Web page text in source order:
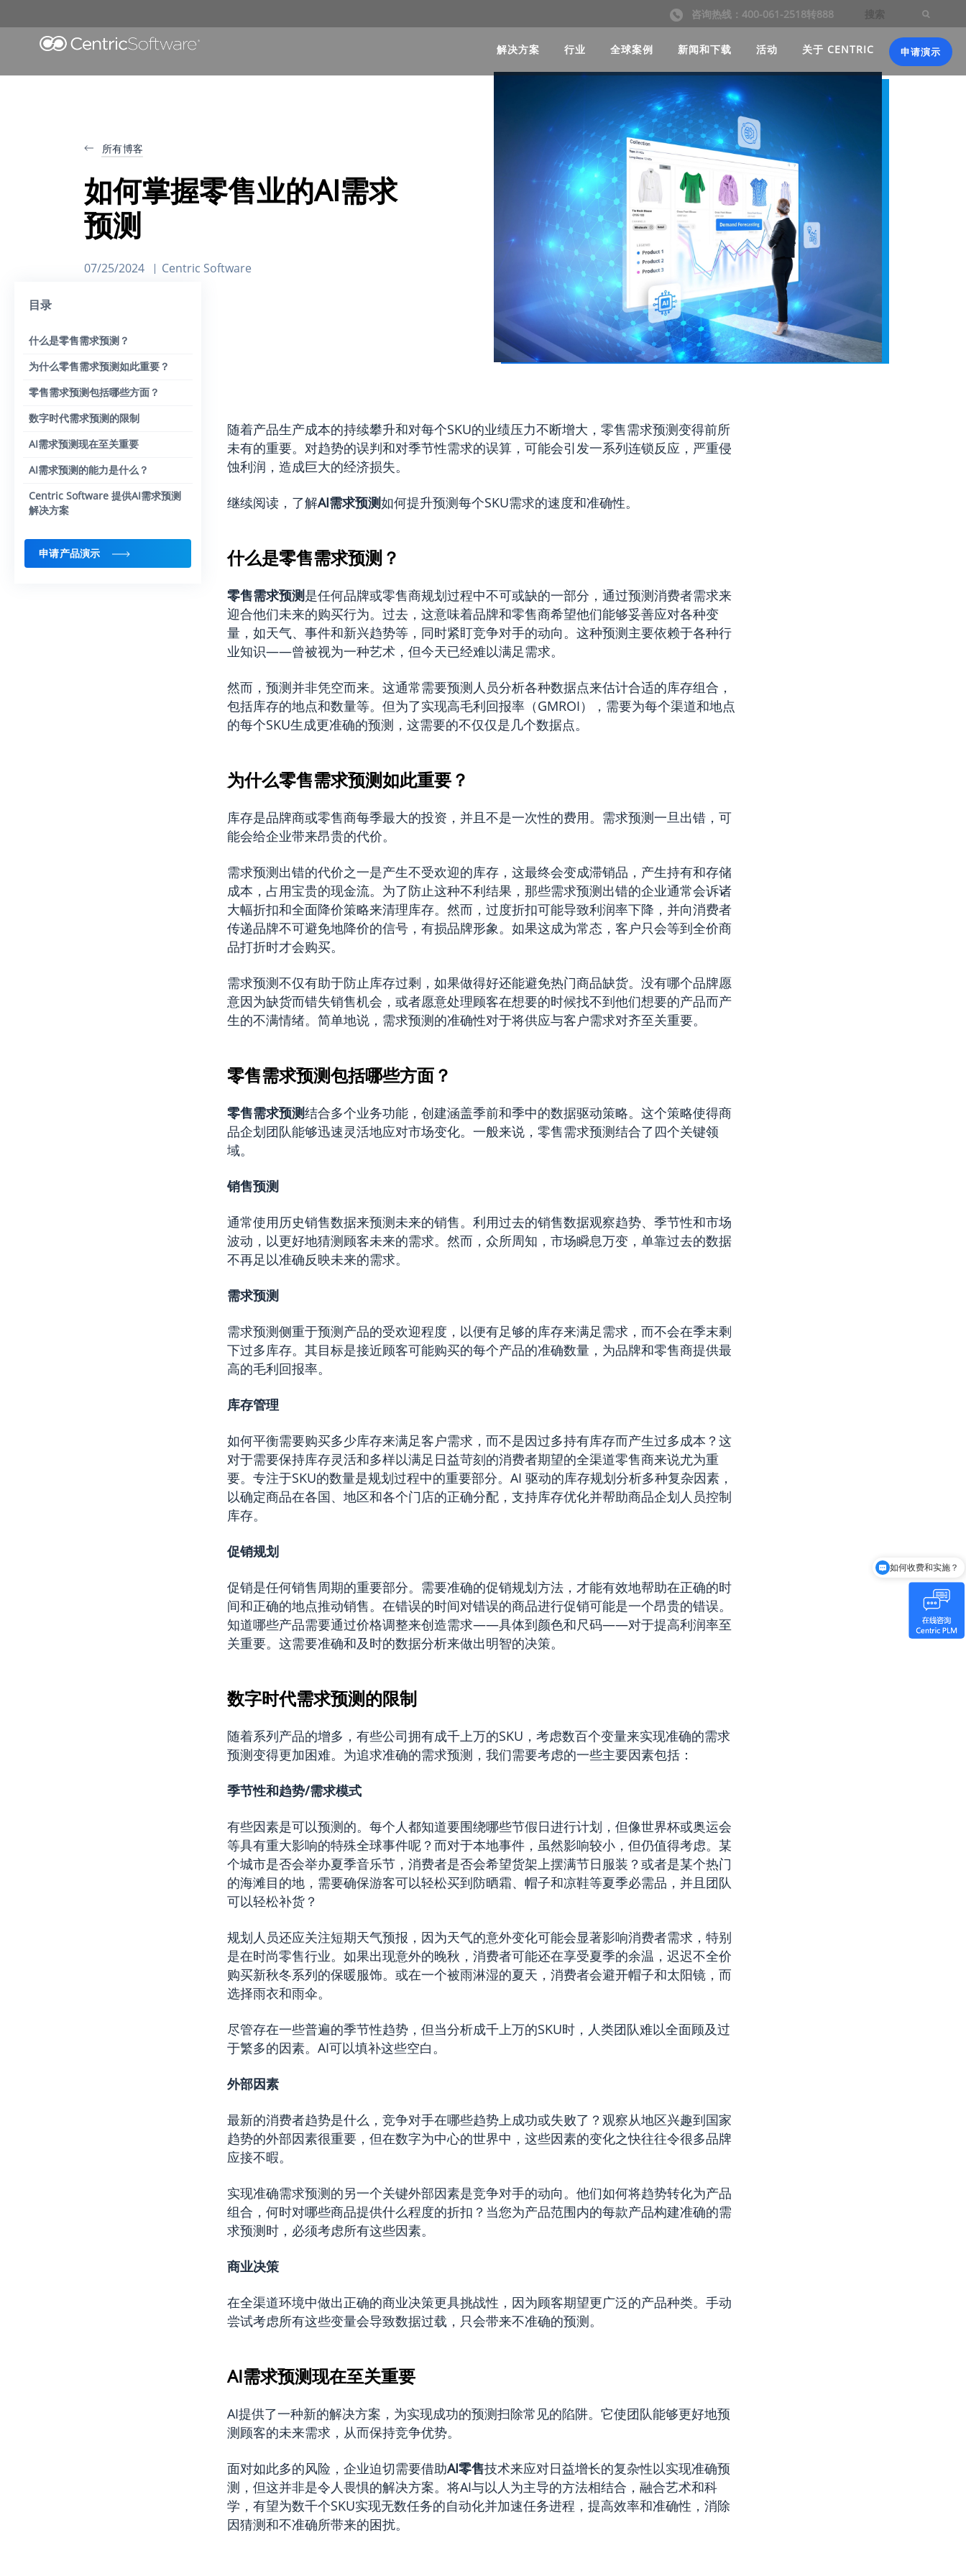
咨询热线：400-061-2518转888
解决方案 行业 全球案例 新闻和下载 活动 关于 CENTRIC 申请演示
所有博客
如何掌握零售业的AI需求
预测
07/25/2024 Centric Software
目录
什么是零售需求预测？
为什么零售需求预测如此重要？
零售需求预测包括哪些方面？
数字时代需求预测的限制
AI需求预测现在至关重要
AI需求预测的能力是什么？
Centric Software 提供AI需求预测
解决方案
申请产品演示
随着产品生产成本的持续攀升和对每个SKU的业绩压力不断增大，零售需求预测变得前所
未有的重要。对趋势的误判和对季节性需求的误算，可能会引发一系列连锁反应，严重侵
蚀利润，造成巨大的经济损失。
继续阅读，了解AI需求预测如何提升预测每个SKU需求的速度和准确性。
什么是零售需求预测？
零售需求预测是任何品牌或零售商规划过程中不可或缺的一部分，通过预测消费者需求来
迎合他们未来的购买行为。过去，这意味着品牌和零售商希望他们能够妥善应对各种变
量，如天气、事件和新兴趋势等，同时紧盯竞争对手的动向。这种预测主要依赖于各种行
业知识——曾被视为一种艺术，但今天已经难以满足需求。
然而，预测并非凭空而来。这通常需要预测人员分析各种数据点来估计合适的库存组合，
包括库存的地点和数量等。但为了实现高毛利回报率（GMROI），需要为每个渠道和地点
的每个SKU生成更准确的预测，这需要的不仅仅是几个数据点。
为什么零售需求预测如此重要？
库存是品牌商或零售商每季最大的投资，并且不是一次性的费用。需求预测一旦出错，可
能会给企业带来昂贵的代价。
需求预测出错的代价之一是产生不受欢迎的库存，这最终会变成滞销品，产生持有和存储
成本，占用宝贵的现金流。为了防止这种不利结果，那些需求预测出错的企业通常会诉诸
大幅折扣和全面降价策略来清理库存。然而，过度折扣可能导致利润率下降，并向消费者
传递品牌不可避免地降价的信号，有损品牌形象。如果这成为常态，客户只会等到全价商
品打折时才会购买。
需求预测不仅有助于防止库存过剩，如果做得好还能避免热门商品缺货。没有哪个品牌愿
意因为缺货而错失销售机会，或者愿意处理顾客在想要的时候找不到他们想要的产品而产
生的不满情绪。简单地说，需求预测的准确性对于将供应与客户需求对齐至关重要。
零售需求预测包括哪些方面？
零售需求预测结合多个业务功能，创建涵盖季前和季中的数据驱动策略。这个策略使得商
品企划团队能够迅速灵活地应对市场变化。一般来说，零售需求预测结合了四个关键领
域。
销售预测
通常使用历史销售数据来预测未来的销售。利用过去的销售数据观察趋势、季节性和市场
波动，以更好地猜测顾客未来的需求。然而，众所周知，市场瞬息万变，单靠过去的数据
不再足以准确反映未来的需求。
需求预测
需求预测侧重于预测产品的受欢迎程度，以便有足够的库存来满足需求，而不会在季末剩
下过多库存。其目标是接近顾客可能购买的每个产品的准确数量，为品牌和零售商提供最
高的毛利回报率。
库存管理
如何平衡需要购买多少库存来满足客户需求，而不是因过多持有库存而产生过多成本？这
对于需要保持库存灵活和多样以满足日益苛刻的消费者期望的全渠道零售商来说尤为重
要。专注于SKU的数量是规划过程中的重要部分。AI 驱动的库存规划分析多种复杂因素，
以确定商品在各国、地区和各个门店的正确分配，支持库存优化并帮助商品企划人员控制
库存。
促销规划
促销是任何销售周期的重要部分。需要准确的促销规划方法，才能有效地帮助在正确的时
间和正确的地点推动销售。在错误的时间对错误的商品进行促销可能是一个昂贵的错误。
知道哪些产品需要通过价格调整来创造需求——具体到颜色和尺码——对于提高利润率至
关重要。这需要准确和及时的数据分析来做出明智的决策。
数字时代需求预测的限制
随着系列产品的增多，有些公司拥有成千上万的SKU，考虑数百个变量来实现准确的需求
预测变得更加困难。为追求准确的需求预测，我们需要考虑的一些主要因素包括：
季节性和趋势/需求模式
有些因素是可以预测的。每个人都知道要围绕哪些节假日进行计划，但像世界杯或奥运会
等具有重大影响的特殊全球事件呢？而对于本地事件，虽然影响较小，但仍值得考虑。某
个城市是否会举办夏季音乐节，消费者是否会希望货架上摆满节日服装？或者是某个热门
的海滩目的地，需要确保游客可以轻松买到防晒霜、帽子和凉鞋等夏季必需品，并且团队
可以轻松补货？
规划人员还应关注短期天气预报，因为天气的意外变化可能会显著影响消费者需求，特别
是在时尚零售行业。如果出现意外的晚秋，消费者可能还在享受夏季的余温，迟迟不全价
购买新秋冬系列的保暖服饰。或在一个被雨淋湿的夏天，消费者会避开帽子和太阳镜，而
选择雨衣和雨伞。
尽管存在一些普遍的季节性趋势，但当分析成千上万的SKU时，人类团队难以全面顾及过
于繁多的因素。AI可以填补这些空白。
外部因素
最新的消费者趋势是什么，竞争对手在哪些趋势上成功或失败了？观察从地区兴趣到国家
趋势的外部因素很重要，但在数字为中心的世界中，这些因素的变化之快往往令很多品牌
应接不暇。
实现准确需求预测的另一个关键外部因素是竞争对手的动向。他们如何将趋势转化为产品
组合，何时对哪些商品提供什么程度的折扣？当您为产品范围内的每款产品构建准确的需
求预测时，必须考虑所有这些因素。
商业决策
在全渠道环境中做出正确的商业决策更具挑战性，因为顾客期望更广泛的产品种类。手动
尝试考虑所有这些变量会导致数据过载，只会带来不准确的预测。
AI需求预测现在至关重要
AI提供了一种新的解决方案，为实现成功的预测扫除常见的陷阱。它使团队能够更好地预
测顾客的未来需求，从而保持竞争优势。
面对如此多的风险，企业迫切需要借助AI零售技术来应对日益增长的复杂性以实现准确预
测，但这并非是令人畏惧的解决方案。将AI与以人为主导的方法相结合，融合艺术和科
学，有望为数千个SKU实现无数任务的自动化并加速任务进程，提高效率和准确性，消除
因猜测和不准确所带来的困扰。
Centric是谁？